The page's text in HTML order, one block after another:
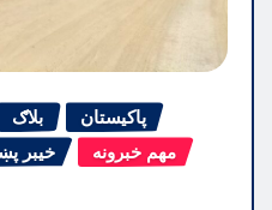
بلاګ
پاکیستان
خیبر
مهم خبرونه